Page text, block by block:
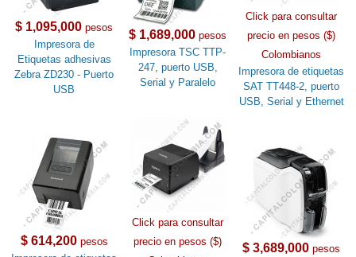
$ 1,095,000 pesos
Impresora de
Etiquetas adhesivas
Zebra ZD230 - Puerto
USB
$ 1,689,000 pesos
Impresora TSC TTP-
247, puerto USB,
Serial y Paralelo
Click para consultar
precio en pesos ($)
Colombianos
Impresora de etiquetas
SAT TT448-2, puerto
USB, Serial y Ethernet
$ 614,200pesos
Click para consultar
precio en pesos ($)
$ 3,689,000 pesos